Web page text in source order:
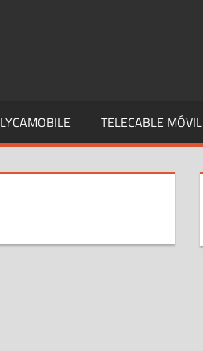
LYCAMOBILE TELECABLE MÓVIL